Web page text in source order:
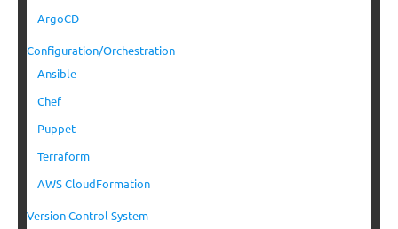
ArgoCD
Configuration/Orchestration
Ansible
Chef
Puppet
Terraform
AWS CloudFormation
Version Control System